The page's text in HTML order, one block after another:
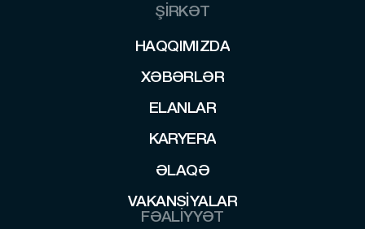
ŞİRKƏT
HAQQIMIZDA
XƏBƏRLƏR
ELANLAR
KARYERA
ƏLAQƏ
VAKANSIYALAR
VAKANSIYALAR
FƏALİYYƏT